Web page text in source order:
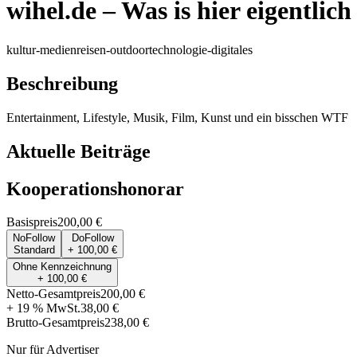
wihel.de – Was is hier eigentlich
kultur-medienreisen-outdoortechnologie-digitales
Beschreibung
Entertainment, Lifestyle, Musik, Film, Kunst und ein bisschen WTF
Aktuelle Beiträge
Kooperationshonorar
Basispreis200,00 €
NoFollow
Standard
DoFollow
+ 100,00 €
Ohne Kennzeichnung
+ 100,00 €
Netto-Gesamtpreis200,00 €
+ 19 % MwSt.38,00 €
Brutto-Gesamtpreis238,00 €
Nur für Advertiser